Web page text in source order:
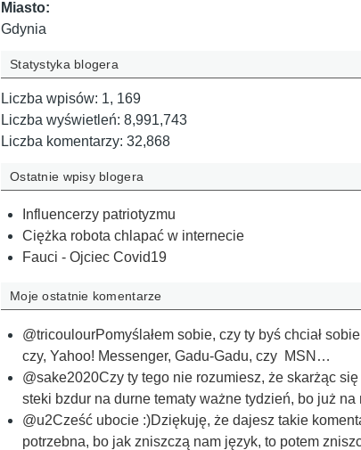
Miasto:
Gdynia
Statystyka blogera
Liczba wpisów: 1, 169
Liczba wyświetleń: 8,991,743
Liczba komentarzy: 32,868
Ostatnie wpisy blogera
Influencerzy patriotyzmu
Ciężka robota chlapać w internecie
Fauci - Ojciec Covid19
Moje ostatnie komentarze
@tricoulourPomyślałem sobie, czy ty byś chciał
czy, Yahoo! Messenger, Gadu-Gadu, czy MSN…
@sake2020Czy ty tego nie rozumiesz, że skarżąc
steki bzdur na durne tematy ważne tydzień, bo już
@u2Cześć ubocie :)Dziękuję, że dajesz takie
potrzebna, bo jak zniszczą nam język, to potem